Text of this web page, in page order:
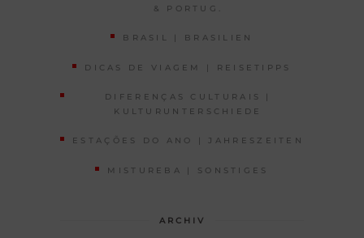
& PORTUG.
BRASIL | BRASILIEN
DICAS DE VIAGEM | REISETIPPS
DIFERENÇAS CULTURAIS |
KULTURUNTERSCHIEDE
ESTAÇÕES DO ANO | JAHRESZEITEN
MISTUREBA | SONSTIGES
ARCHIV